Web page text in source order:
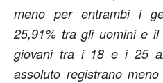
meno per entrambi i
25,91% tra gli uomini e
giovani tra i 18 e i 25
assoluto registrano